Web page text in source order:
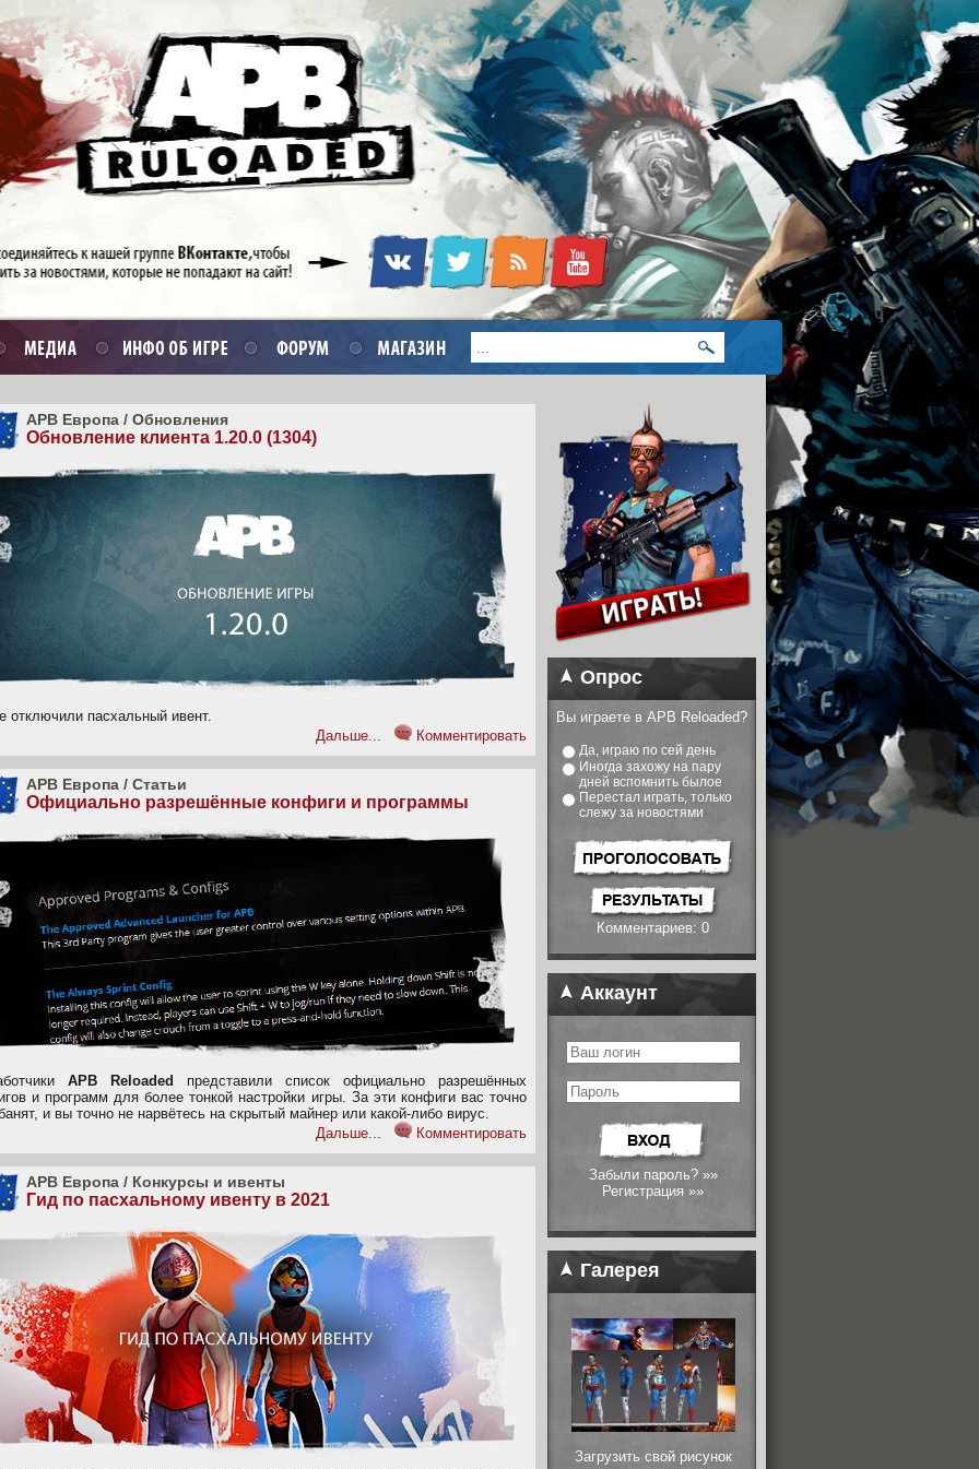
APB Европа / Обновления
Обновление клиента 1.20.0 (1304)
отключили пасхальный ивент.
Дальше...
Комментировать
APB Европа / Статьи
Официально разрешённые конфиги и программы
APB Reloaded
представили список официально разрешённых
и программ для более тонкой настройки игры. За эти конфиги вас точно
и вы точно не нарвётесь на скрытый майнер или какой-либо вирус.
Дальше...
Комментировать
APB Европа / Конкурсы и ивенты
Гид по пасхальному ивенту в 2021
Опрос
Вы играете в APB Reloaded?
Да, играю по сей день
Иногда захожу на пару
дней вспомнить былое
Перестал играть, только
слежу за новостями
Комментариев: 0
Аккаунт
Забыли пароль? »»
Регистрация »»
Галерея
Загрузить свой рисунок